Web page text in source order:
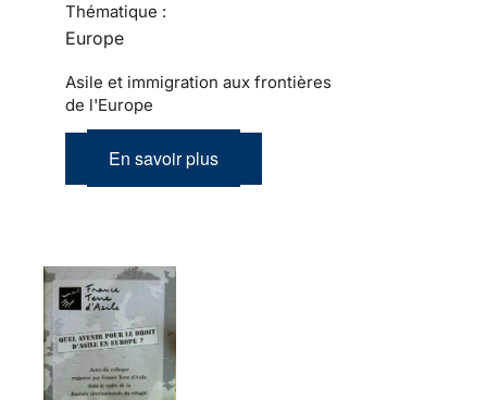
Thématique :
Europe
Asile et immigration aux frontières
de l'Europe
En savoir plus